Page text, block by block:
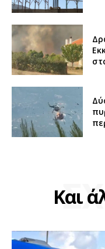
Και